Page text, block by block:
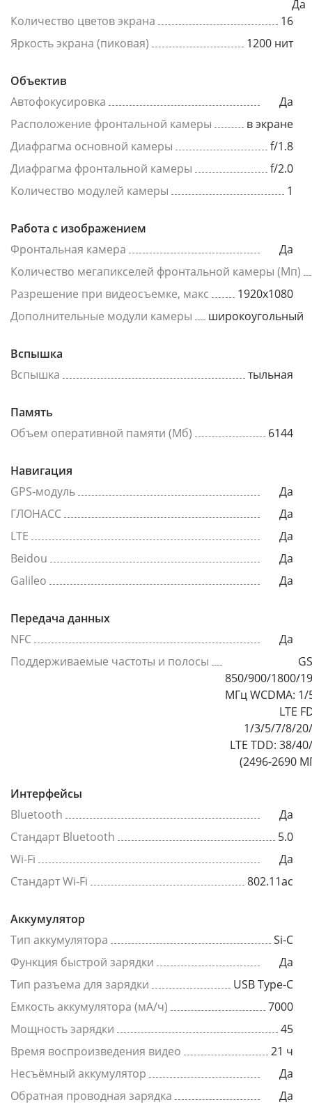
Да
Количество цветов экрана
16
Яркость экрана (пиковая)
1200 нит
Объектив
Автофокусировка
Да
Расположение фронтальной камеры
в экране
Диафрагма основной камеры
f/1.8
Диафрагма фронтальной камеры
f/2.0
Количество модулей камеры
1
Работа с изображением
Фронтальная камера
Да
Количество мегапикселей фронтальной камеры (Мп)
Разрешение при видеосъемке, макс
1920x1080
Дополнительные модули камеры
широкоугольный
Вспышка
Вспышка
тыльная
Память
Объем оперативной памяти (Мб)
6144
Навигация
GPS-модуль
Да
ГЛОНАСС
Да
LTE
Да
Beidou
Да
Galileo
Да
Передача данных
NFC
Да
Поддерживаемые частоты и полосы
850/900/1800/
МГц WCDMA: 1/
LTE
1/3/5/7/8/
LTE TDD: 38/
(2496-2690
Интерфейсы
Bluetooth
Да
Стандарт Bluetooth
5.0
Wi-Fi
Да
Стандарт Wi-Fi
802.11ac
Аккумулятор
Тип аккумулятора
Si-C
Функция быстрой зарядки
Да
Тип разъема для зарядки
USB Type-C
Емкость аккумулятора (мА/ч)
7000
Мощность зарядки
45
Время воспроизведения видео
21 ч
Несъёмный аккумулятор
Да
Обратная проводная зарядка
Да